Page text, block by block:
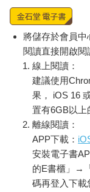
將儲存於會員
閱讀直接開啟閱
線上閱讀：
建議使用
果， iOS 16
置有6GB以上
離線閱讀：
APP下載：
安裝電子書
的E書櫃」→
碼再登入下載